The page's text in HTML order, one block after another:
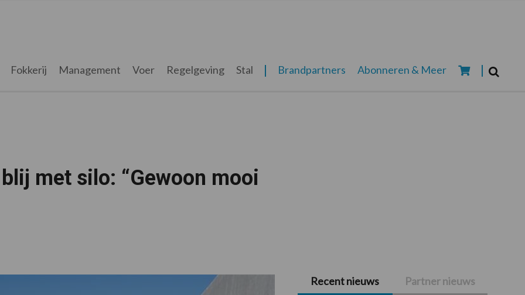
Fokkerij Management Voer Regelgeving Stal Brandpartners Abonneren & Meer
met silo: “Gewoon mooi
Primaire
Recent nieuws Partner nieuws